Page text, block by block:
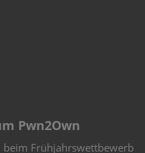
2022
der Cyber Security